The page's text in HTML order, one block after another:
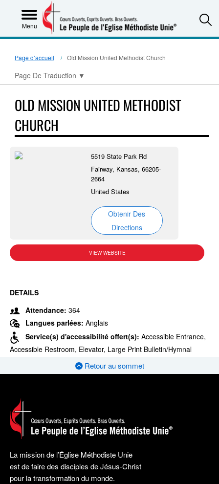
Menu
Page d’accueil Old Mission United Methodist Church
Page De Traduction ▼
OLD MISSION UNITED METHODIST
CHURCH
5519 State Park Rd
Fairway, Kansas, 66205-
2664
United States
Obtenir Des
Directions
VIEW WEBSITE
DETAILS
Attendance: 364
Langues parlées: Anglais
Service(s) d'accessibilité offert(s): Accessible Entrance,
Accessible Restroom, Elevator, Large Print Bulletin/Hymnal
Retour au sommet
La mission de l’Église Méthodiste Unie
est de faire des disciples de Jésus-Christ
pour la transformation du monde.